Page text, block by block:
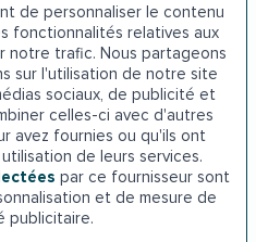
de personnaliser le contenu
fonctionnalités relatives aux
notre trafic. Nous partageons
sur l'utilisation de notre site
sociaux, de publicité et
celles-ci avec d'autres
avez fournies ou qu'ils ont
de leurs services.
par ce fournisseur sont
et de mesure de
publicitaire.escalier dans